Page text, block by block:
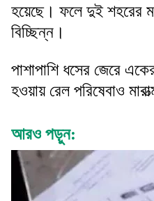
হয়েছে। ফলে দুই শহরের
বিচ্ছিন্ন।
পাশাপাশি ধসের জেরে
হওয়ায় রেল পরিষেবাও
আরও পড়ুন: